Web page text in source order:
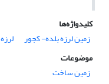
کلیدواژه‌ها
زمین لرزه بلده- کجور
موضوعات
زمین ساخت